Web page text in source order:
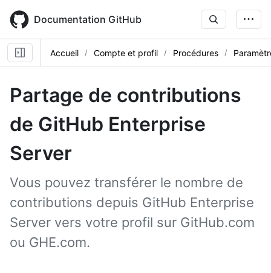
main
content
Documentation GitHub
Accueil Compte et profil Procédures
Partage de contributions
de GitHub Enterprise
Server
Vous pouvez transférer le nombre de
contributions depuis GitHub Enterprise
Server vers votre profil sur GitHub.com
ou GHE.com.